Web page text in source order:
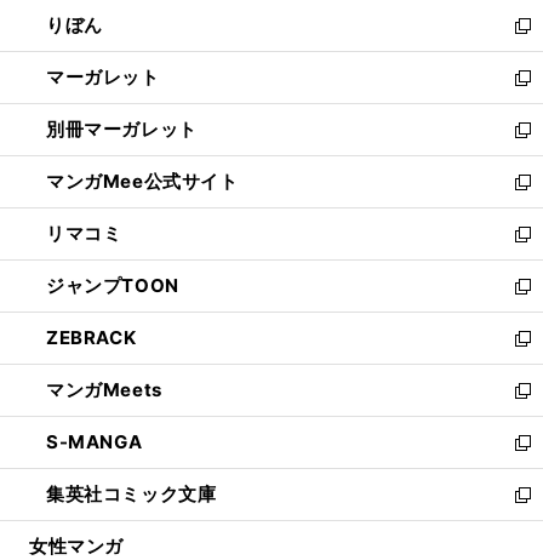
く
で
開
く
ド
ウ
で
開
く
ィ
ン
ド
ウ
で
開
く
りぼん
新
し
い
ウ
ィ
ン
ド
ウ
で
開
く
マーガレット
新
し
い
ウ
ィ
ン
ド
ウ
で
開
く
別冊マーガレット
新
し
い
ウ
ィ
ン
ド
ウ
で
開
く
マンガMee公式サイト
新
し
い
ウ
ィ
ン
ド
ウ
で
開
く
リマコミ
新
し
い
ウ
ィ
ン
ド
ウ
で
開
く
ジャンプTOON
新
し
い
ウ
ィ
ン
ド
ウ
で
開
ZEBRACK
新
し
い
ウ
ィ
ン
ド
ウ
マンガMeets
新
し
い
ウ
ィ
ン
S-MANGA
新
し
い
ウ
集英社コミック文庫
新
し
女性マンガ